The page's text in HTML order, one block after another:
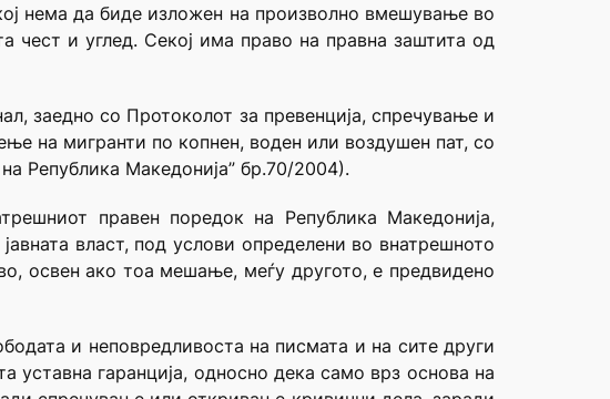
нема да биде изложен на произволно вмешување во
чест и углед. Секој има право на правна заштита од
заедно со Протоколот за превенција, спречување и
на мигранти по копнен, воден или воздушен пат, со
Република Македонија” бр.70/2004).
правен поредок на Република Македонија,
власт, под услови определени во внатрешното
освен ако тоа мешање, меѓу другото, е предвидено
и неповредливоста на писмата и на сите други
уставна гаранција, односно дека само врз основа на